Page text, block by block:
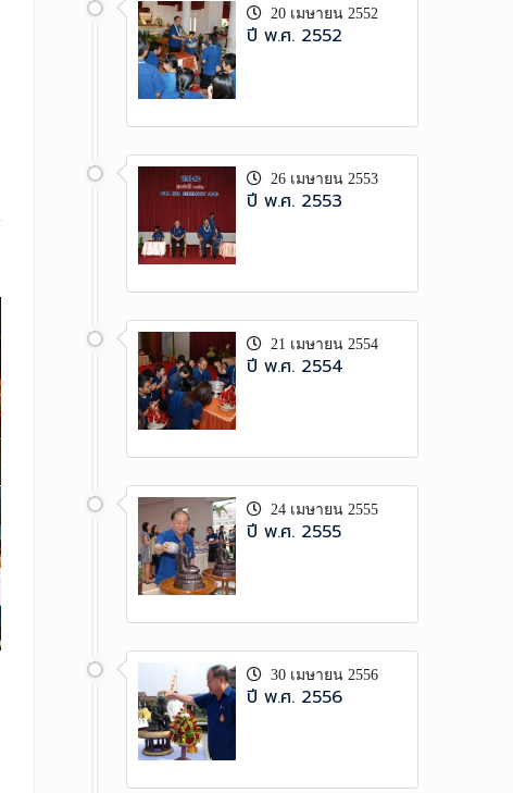
20 เมษายน 2552
ปี พ.ศ. 2552
26 เมษายน 2553
ปี พ.ศ. 2553
21 เมษายน 2554
ปี พ.ศ. 2554
24 เมษายน 2555
ปี พ.ศ. 2555
30 เมษายน 2556
ปี พ.ศ. 2556